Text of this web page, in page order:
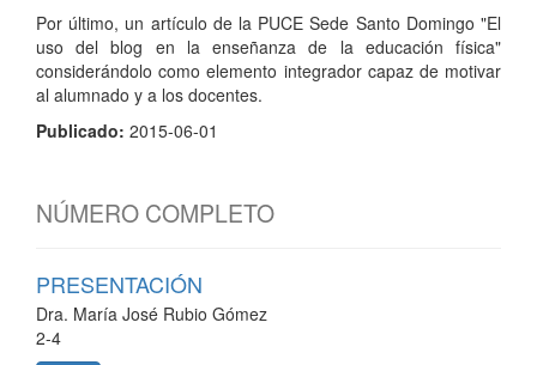
Por último, un artículo de la PUCE Sede Santo Domingo "El
uso del blog en la enseñanza de la educación física"
considerándolo como elemento integrador capaz de motivar
al alumnado y a los docentes.
Publicado: 2015-06-01
NÚMERO COMPLETO
PRESENTACIÓN
Dra. María José Rubio Gómez
2-4